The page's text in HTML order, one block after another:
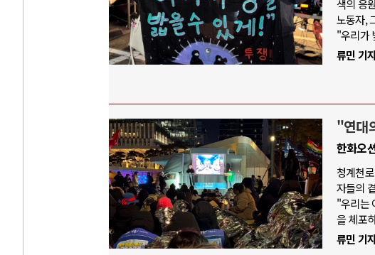
색의 응
노동자,
"우리가
류민 기
"연대
한화오
청계천
자들의
"우리는
을 체포
류민 기